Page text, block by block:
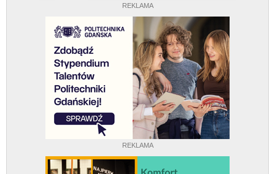
REKLAMA
REKLAMA